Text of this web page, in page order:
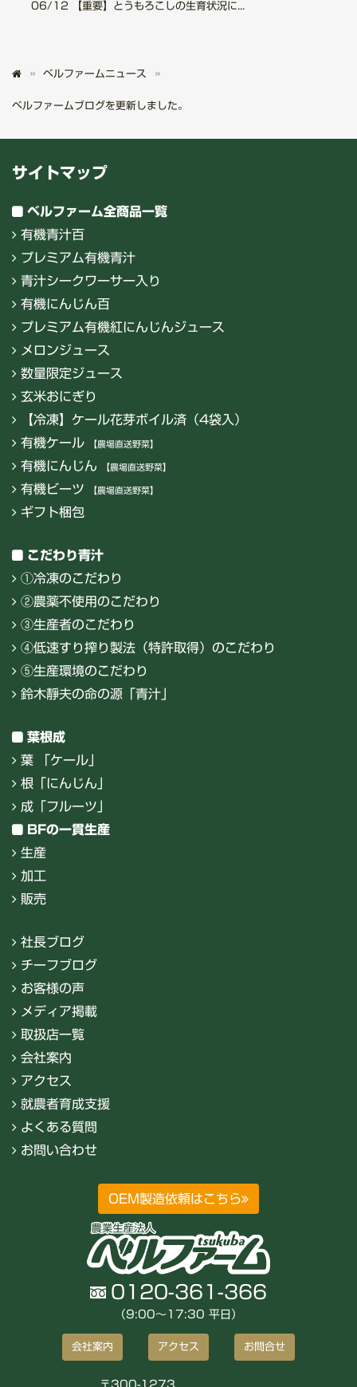
06/12 【重要】とうもろこしの生育状況に...
ベルファームニュース
ベルファームブログを更新しました。
サイトマップ
ベルファーム全商品一覧
有機青汁百
プレミアム有機青汁
青汁シークワーサー入り
有機にんじん百
プレミアム有機紅にんじんジュース
メロンジュース
数量限定ジュース
玄米おにぎり
【冷凍】ケール花芽ボイル済（4袋入）
有機ケール
【農場直送野菜】
有機にんじん 【農場直送野菜】
有機ビーツ 【農場直送野菜】
ギフト梱包
こだわり青汁
①冷凍のこだわり
②農薬不使用のこだわり
③生産者のこだわり
④低速すり搾り製法（特許取得）のこだわり
⑤生産環境のこだわり
鈴木靜夫の命の源「青汁」
葉根成
葉 「ケール」
根「にんじん」
成「フルーツ」
BFの一貫生産
生産
加工
販売
社長ブログ
チーフブログ
お客様の声
メディア掲載
取扱店一覧
会社案内
アクセス
就農者育成支援
よくある質問
お問い合わせ
OEM製造依頼はこちら
0120-361-366
（9:00〜17:30 平日）
会社案内 アクセス お問合せ